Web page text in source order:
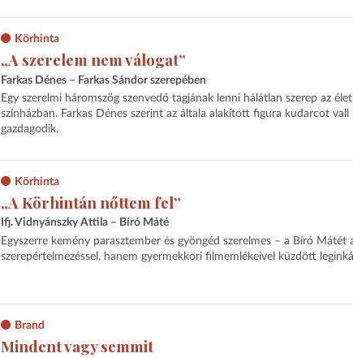
Körhinta
„A szerelem nem válogat”
Farkas Dénes – Farkas Sándor szerepében
Egy szerelmi háromszög szenvedő tagjának lenni hálátlan szerep az
színházban. Farkas Dénes szerint az általa alakított figura kudarcot vall
gazdagodik.
Körhinta
„A Körhintán nőttem fel”
Ifj. Vidnyánszky Attila – Bíró Máté
Egyszerre kemény parasztember és gyöngéd szerelmes – a Bíró
szerepértelmezéssel, hanem gyermekkori filmemlékeivel küzdött
Brand
Mindent vagy semmit